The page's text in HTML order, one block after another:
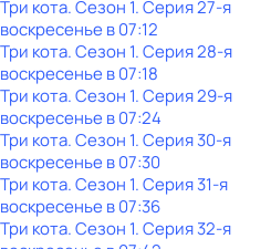
Три кота. Сезон 1. Серия 27-я
воскресенье в07:12
Три кота. Сезон 1. Серия 28-я
воскресенье в07:18
Три кота. Сезон 1. Серия 29-я
воскресенье в07:24
Три кота. Сезон 1. Серия 30-я
воскресенье в07:30
Три кота. Сезон 1. Серия 31-я
воскресенье в07:36
Три кота. Сезон 1. Серия 32-я